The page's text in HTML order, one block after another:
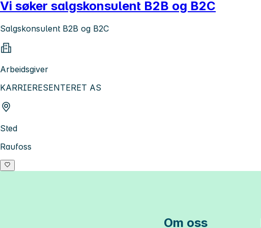
Vi søker salgskonsulent B2B og B2C
Salgskonsulent B2B og B2C
Arbeidsgiver
KARRIERESENTERET AS
Sted
Raufoss
Om oss